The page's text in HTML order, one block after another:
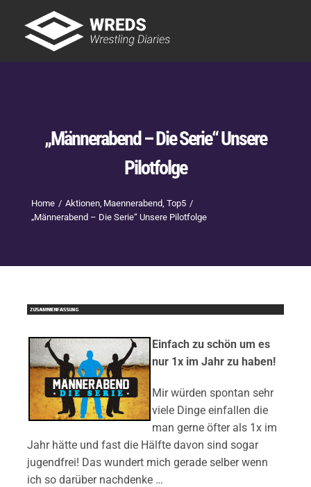
content
„Männerabend – Die Serie“ Unsere
Pilotfolge
Home Aktionen Maennerabend Top5
„Männerabend – Die Serie“ Unsere Pilotfolge
Einfach zu schön um es
nur 1x im Jahr zu haben!
Mir würden spontan sehr
viele Dinge einfallen die
man gerne öfter als 1x im
Jahr hätte und fast die Hälfte davon sind sogar
jugendfrei! Das wundert mich gerade selber wenn
ich so darüber nachdenke …